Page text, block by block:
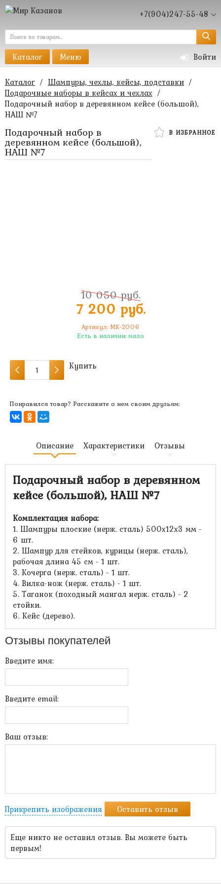
+7(904)247-55-48
Каталог Меню Войти
Каталог / Шампуры, чехлы, кейсы, подставки /
Подарочные наборы в кейсах и чехлах /
Подарочный набор в деревянном кейсе (большой),
НАШ №7
В ИЗБРАННОЕ
Подарочный набор в
деревянном кейсе (большой),
НАШ №7
10 050 руб.
7 200 руб.
Артикул: MK-2006
Есть в наличии: мало
Купить
Понравился товар? Расскажите о нем своим друзьям:
Описание Характеристики Отзывы
Подарочный набор в деревянном
кейсе (большой), НАШ №7
Комплектация набора:
1. Шампуры плоские (нерж. сталь) 500х12х3 мм -
6 шт.
2. Шампур для стейков, курицы (нерж. сталь),
рабочая длина 45 см - 1 шт.
3. Кочерга (нерж. сталь) - 1 шт.
4. Вилка-нож (нерж. сталь) - 1 шт.
5. Таганок (походный мангал нерж. сталь) - 2
стойки.
6. Кейс (дерево).
Отзывы покупателей
Введите имя:
Введите email:
Ваш отзыв:
Прикрепить изображения Оставить отзыв
Еще никто не оставил отзыв. Вы можете быть
первым!